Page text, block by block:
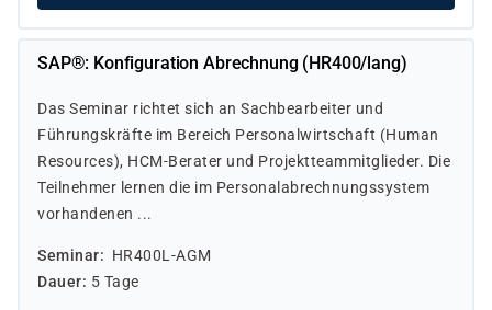
SAP®: Konfiguration Abrechnung (HR400/lang)
Das Seminar richtet sich an Sachbearbeiter und
Führungskräfte im Bereich Personalwirtschaft (Human
Resources), HCM-Berater und Projektteammitglieder. Die
Teilnehmer lernen die im Personalabrechnungssystem
vorhandenen ...
Seminar
HR400L-AGM
Dauer
5 Tage